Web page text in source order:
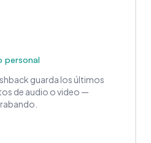
personal
guarda los últimos
de audio o video —